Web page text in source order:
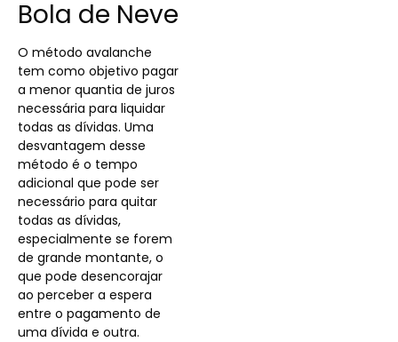
Bola de Neve
O método avalanche
tem como objetivo pagar
a menor quantia de juros
necessária para liquidar
todas as dívidas. Uma
desvantagem desse
método é o tempo
adicional que pode ser
necessário para quitar
todas as dívidas,
especialmente se forem
de grande montante, o
que pode desencorajar
ao perceber a espera
entre o pagamento de
uma dívida e outra.